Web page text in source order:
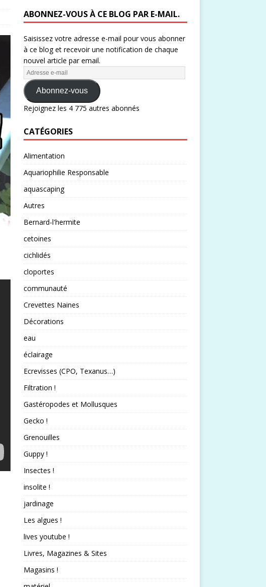
ABONNEZ-VOUS À CE BLOG PAR E-MAIL.
Saisissez votre adresse e-mail pour vous abonner
à ce blog et recevoir une notification de chaque
nouvel article par email.
Abonnez-vous
Rejoignez les 4 775 autres abonnés
CATÉGORIES
Alimentation
Aquariophilie Responsable
aquascaping
Autres
Bernard-l'hermite
cetoines
cichlidés
cloportes
communauté
Crevettes Naines
Décorations
eau
éclairage
Ecrevisses (CPO, Texanus…)
Filtration !
Gastéropodes et Mollusques
Gecko !
Grenouilles
Guppy !
Insectes !
insolite !
jardinage
Les algues !
lives youtube !
Livres, Magazines & Sites
Magasins !